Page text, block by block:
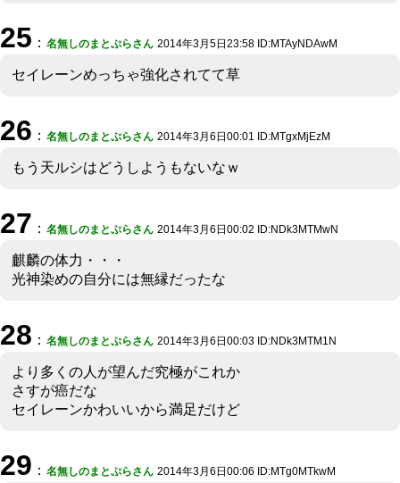
25 ： 名無しのまとぷらさん 2014年3月5日23:58 ID:MTAyNDAwM
セイレーンめっちゃ強化されてて草
26 ： 名無しのまとぷらさん 2014年3月6日00:01 ID:MTgxMjEzM
もう天ルシはどうしようもないなｗ
27 ： 名無しのまとぷらさん 2014年3月6日00:02 ID:NDk3MTMwN
麒麟の体力・・・
光神染めの自分には無縁だったな
28 ： 名無しのまとぷらさん 2014年3月6日00:03 ID:NDk3MTM1N
より多くの人が望んだ究極がこれか
さすが癌だな
セイレーンかわいいから満足だけど
29 ： 名無しのまとぷらさん 2014年3月6日00:06 ID:MTg0MTkwM